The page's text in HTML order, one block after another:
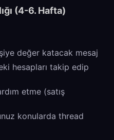
(4-6. Hafta)
değer katacak mesaj
hesapları takip edip
etme (satış
konularda thread